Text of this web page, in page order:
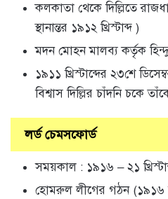
কলকাতা থেকে দিল্লিতে
স্থানান্তর ১৯১২ খ্রিস্টাব্দ )
মদন মোহন মালব্য কর্তৃক
১৯১১ খ্রিস্টাব্দের ২৩শে
বিশ্বাস দিল্লির চাঁদনি চকে
লর্ড চেমসফোর্ড
সময়কাল : ১৯১৬ – ২১
হোমরুল লীগের গঠন (১৯১৬